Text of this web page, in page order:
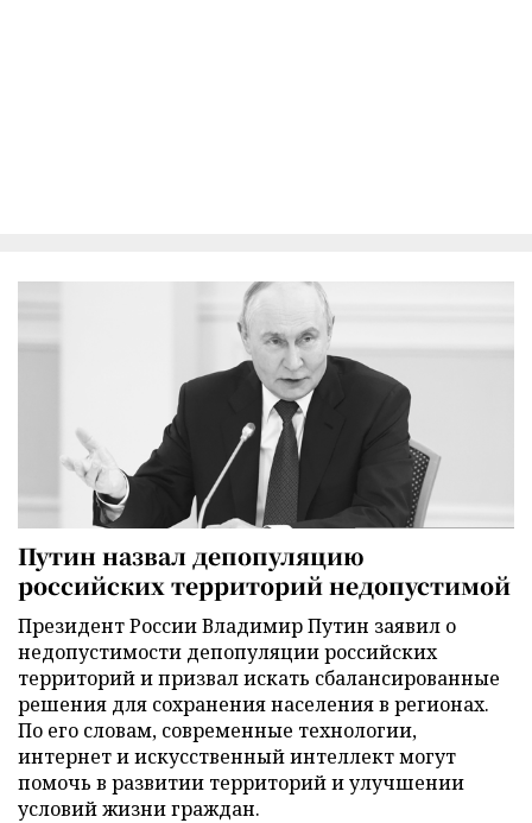
Путин назвал депопуляцию
российских территорий недопустимой
Президент России Владимир Путин заявил о
недопустимости депопуляции российских
территорий и призвал искать сбалансированные
решения для сохранения населения в регионах.
По его словам, современные технологии,
интернет и искусственный интеллект могут
помочь в развитии территорий и улучшении
условий жизни граждан.